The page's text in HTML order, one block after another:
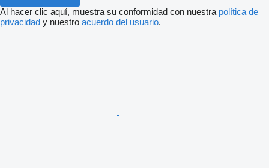
Al hacer clic aquí, muestra su conformidad con nuestra política de
privacidad y nuestro acuerdo del usuario.